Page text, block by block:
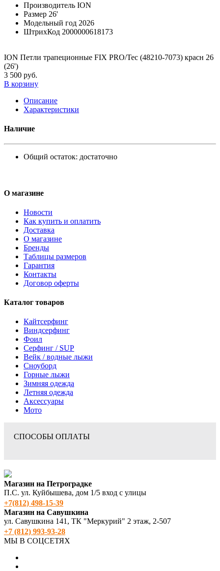
Производитель ION
Размер 26'
Модельный год 2026
ШтрихКод 2000000618173
ION Петли трапеционные FIX PRO/Tec (48210-7073) красн 26
(26')
3 500 руб.
В корзину
Описание
Характеристики
Наличие
Общий остаток: достаточно
О магазине
Новости
Как купить и оплатить
Доставка
О магазине
Бренды
Таблицы размеров
Гарантия
Контакты
Договор оферты
Каталог товаров
Кайтсерфинг
Виндсерфинг
Фоил
Серфинг / SUP
Вейк / водные лыжи
Сноуборд
Горные лыжи
Зимняя одежда
Летняя одежда
Аксессуары
Мото
СПОСОБЫ ОПЛАТЫ
Магазин на Петроградке
П.С. ул. Куйбышева, дом 1/5 вход с улицы
+7(812) 498‑15-39
Магазин на Савушкина
ул. Савушкина 141, ТК "Меркурий" 2 этаж, 2-507
+7 (812) 993-93-28
МЫ В СОЦСЕТЯХ